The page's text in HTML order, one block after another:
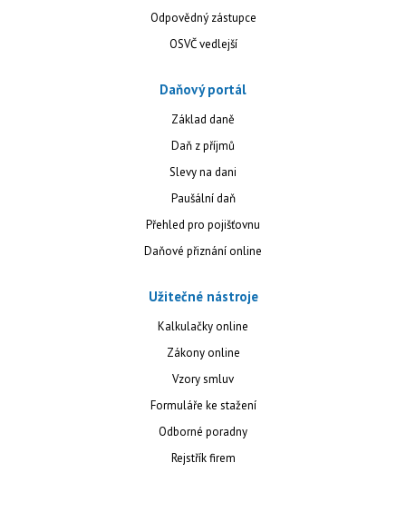
Odpovědný zástupce
OSVČ vedlejší
Daňový portál
Základ daně
Daň z příjmů
Slevy na dani
Paušální daň
Přehled pro pojišťovnu
Daňové přiznání online
Užitečné nástroje
Kalkulačky online
Zákony online
Vzory smluv
Formuláře ke stažení
Odborné poradny
Rejstřík firem